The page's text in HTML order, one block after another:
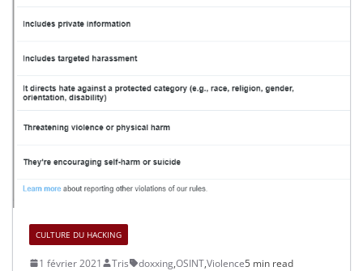
CULTURE DU HACKING
1 février 2021 Tris doxxing,OSINT,Violence5 min read